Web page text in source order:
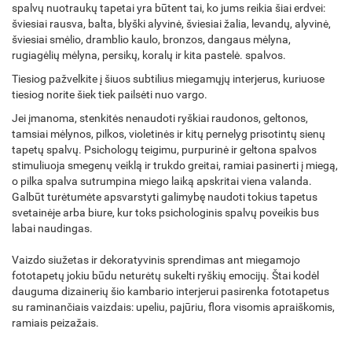
spalvų nuotraukų tapetai yra būtent tai, ko jums reikia šiai erdvei:
šviesiai rausva, balta, blyški alyvinė, šviesiai žalia, levandų, alyvinė,
šviesiai smėlio, dramblio kaulo, bronzos, dangaus mėlyna,
rugiagėlių mėlyna, persikų, koralų ir kita pastelė. spalvos.
Tiesiog pažvelkite į šiuos subtilius miegamųjų interjerus, kuriuose
tiesiog norite šiek tiek pailsėti nuo vargo.
Jei įmanoma, stenkitės nenaudoti ryškiai raudonos, geltonos,
tamsiai mėlynos, pilkos, violetinės ir kitų pernelyg prisotintų sienų
tapetų spalvų. Psichologų teigimu, purpurinė ir geltona spalvos
stimuliuoja smegenų veiklą ir trukdo greitai, ramiai pasinerti į miegą,
o pilka spalva sutrumpina miego laiką apskritai viena valanda.
Galbūt turėtumėte apsvarstyti galimybę naudoti tokius tapetus
svetainėje arba biure, kur toks psichologinis spalvų poveikis bus
labai naudingas.
Vaizdo siužetas ir dekoratyvinis sprendimas ant miegamojo
fototapetų jokiu būdu neturėtų sukelti ryškių emocijų. Štai kodėl
dauguma dizainerių šio kambario interjerui pasirenka fototapetus
su raminančiais vaizdais: upeliu, pajūriu, flora visomis apraiškomis,
ramiais peizažais.